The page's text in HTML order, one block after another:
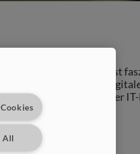
richtig spannend? Du bist
könnte die Welt der
die spannende Welt der
All